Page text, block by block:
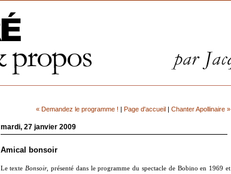
« Demandez le programme ! | Page d'accueil| Chanter Apollinaire »
mardi, 27 janvier 2009
Amical bonsoir
Le texteBonsoir, présenté dans le programme du spectacle de Bobino en 1969 et